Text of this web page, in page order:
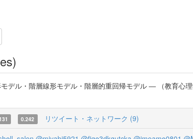
デル・階層線形モデル・階層的重回帰モデル ― （教育心
0.242 リツイート・ネットワーク (9)